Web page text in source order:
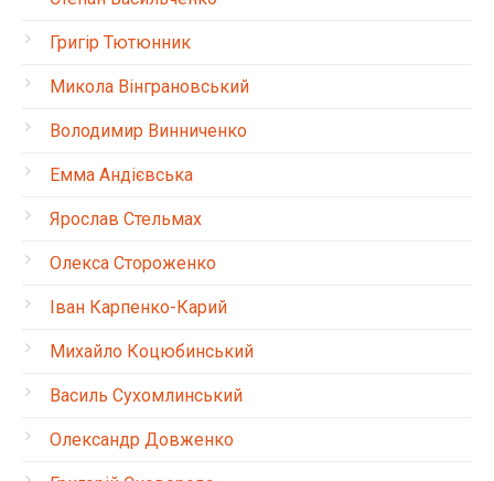
Григір Тютюнник
Микола Вінграновський
Володимир Винниченко
Емма Андієвська
Ярослав Стельмах
Олекса Стороженко
Іван Карпенко-Карий
Михайло Коцюбинський
Василь Сухомлинський
Олександр Довженко